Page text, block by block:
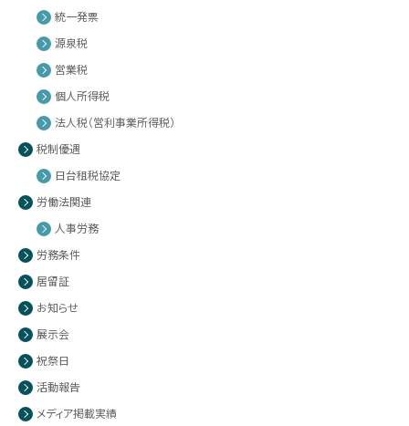
統一発票
源泉税
営業税
個人所得税
法人税（営利事業所得税）
税制優遇
日台租税協定
労働法関連
人事労務
労務条件
居留証
お知らせ
展示会
祝祭日
活動報告
メディア掲載実績